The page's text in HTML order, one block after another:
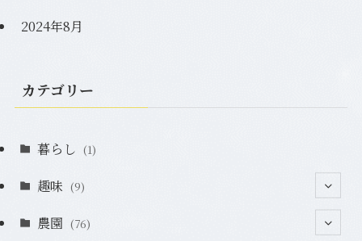
2024年8月
カテゴリー
暮らし (1)
趣味 (9)
農園 (76)